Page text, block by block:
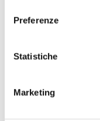
Preferenze
Statistiche
Marketing